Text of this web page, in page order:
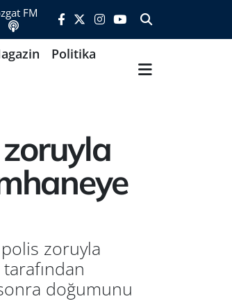
FM
Politika
polis zoruyla
doğumunu